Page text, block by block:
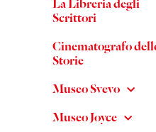
La Libreria degli
Scrittori
Cinematografo
Storie
Museo Svevo
Museo Joyce